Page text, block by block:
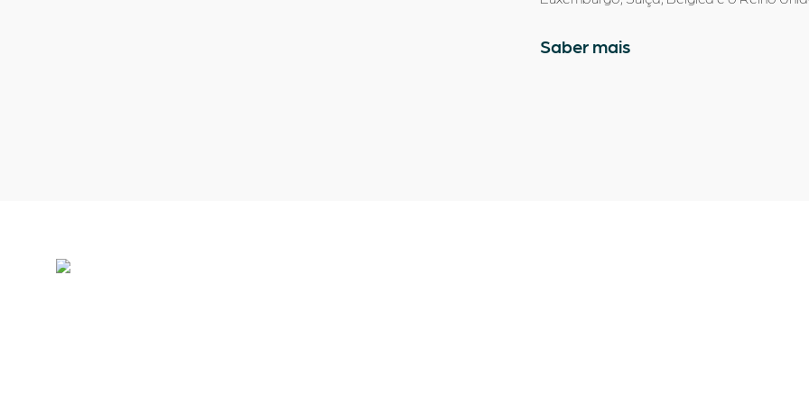
Saber mais